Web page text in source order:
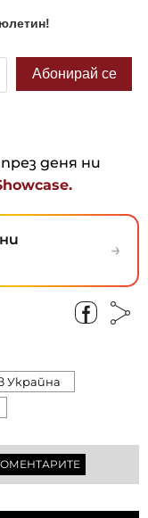
деня ни
→
Украйна